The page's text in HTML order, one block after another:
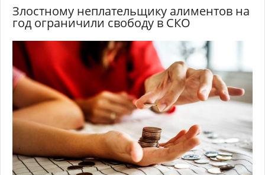
Злостному неплательщику алиментов на
год ограничили свободу в СКО